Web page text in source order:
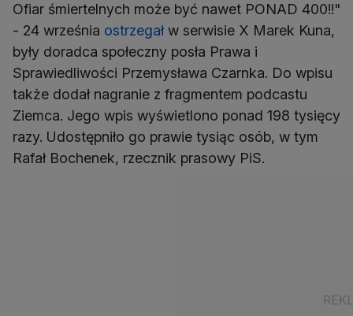
Ofiar śmiertelnych może być nawet PONAD 400!!"
- 24 września ostrzegałw serwisie X Marek Kuna,
były doradca społeczny posła Prawa i
Sprawiedliwości Przemysława Czarnka. Do wpisu
także dodał nagranie z fragmentem podcastu
Ziemca. Jego wpis wyświetlono ponad 198 tysięcy
razy. Udostępniło go prawie tysiąc osób, w tym
Rafał Bochenek, rzecznik prasowy PiS.